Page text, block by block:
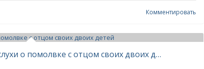
Комментировать
Сиенна Миллер спровоцировала слухи о помолвке с отцом своих двоих детей